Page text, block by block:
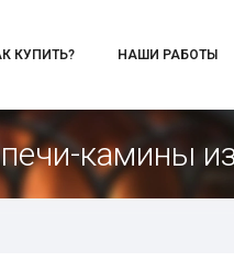
КУПИТЬ? НАШИ РАБОТЫ
камины